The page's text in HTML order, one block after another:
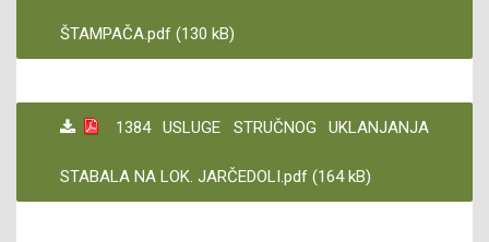
ŠTAMPAČA.pdf (130 kB)
1384 USLUGE STRUČNOG UKLANJANJA
STABALA NA LOK. JARČEDOLI.pdf (164 kB)